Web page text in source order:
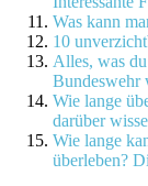
Was kann
10
Alles, was
Bundeswehr
Wie lange
darüber
Wie lange
überleben?